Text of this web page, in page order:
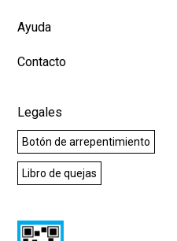
Ayuda
Contacto
Legales
Botón de arrepentimiento
Libro de quejas